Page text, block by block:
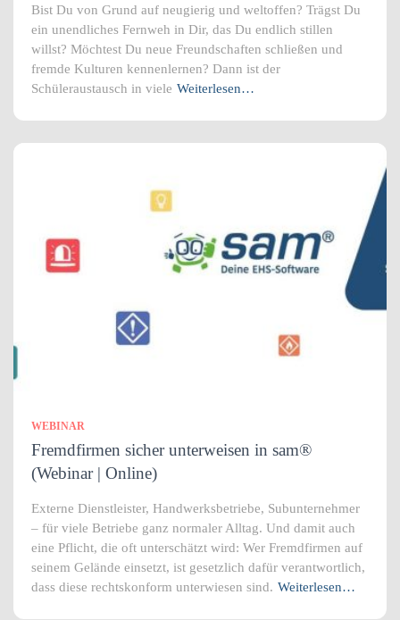
Bist Du von Grund auf neugierig und weltoffen? Trägst Du
ein unendliches Fernweh in Dir, das Du endlich stillen
willst? Möchtest Du neue Freundschaften schließen und
fremde Kulturen kennenlernen? Dann ist der
Schüleraustausch in viele Weiterlesen…
WEBINAR
Fremdfirmen sicher unterweisen in sam®
(Webinar | Online)
Externe Dienstleister, Handwerksbetriebe, Subunternehmer
– für viele Betriebe ganz normaler Alltag. Und damit auch
eine Pflicht, die oft unterschätzt wird: Wer Fremdfirmen auf
seinem Gelände einsetzt, ist gesetzlich dafür verantwortlich,
dass diese rechtskonform unterwiesen sind. Weiterlesen…